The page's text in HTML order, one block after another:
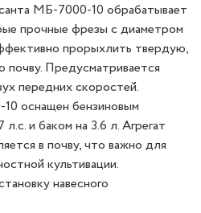
МБ-7000-10 обрабатывает
прочные фрезы с диаметром
прорыхлить твердую,
Предусматривается
передних скоростей.
оснащен бензиновым
и баком на 3.6 л. Агрегат
в почву, что важно для
культивации.
навесного